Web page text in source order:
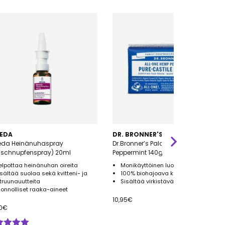
Heinänuhaspray
20ml
heinänuhan oireita
suolaa sekä kvitteni- ja
raaka-aineet
€
DR. BRONNER'S
Dr.Bronner’s Palasaippua
Peppermint 140g
Monikäyttöinen luomu palasaippua
100% biohajoava kääre
Sisältää virkistävää piparminttua
10,95€